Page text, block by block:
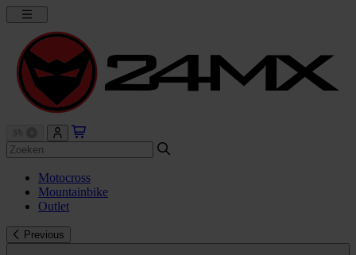
Motocross
Mountainbike
Outlet
Previous